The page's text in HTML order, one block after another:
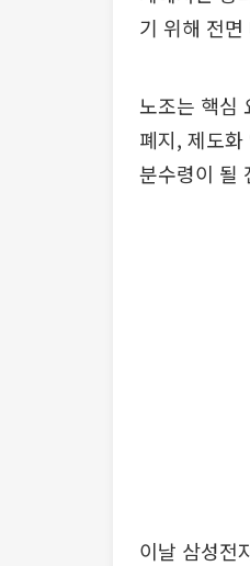
기 위해 전
노조는 핵심
폐지, 제도
분수령이 될
이날 삼성전